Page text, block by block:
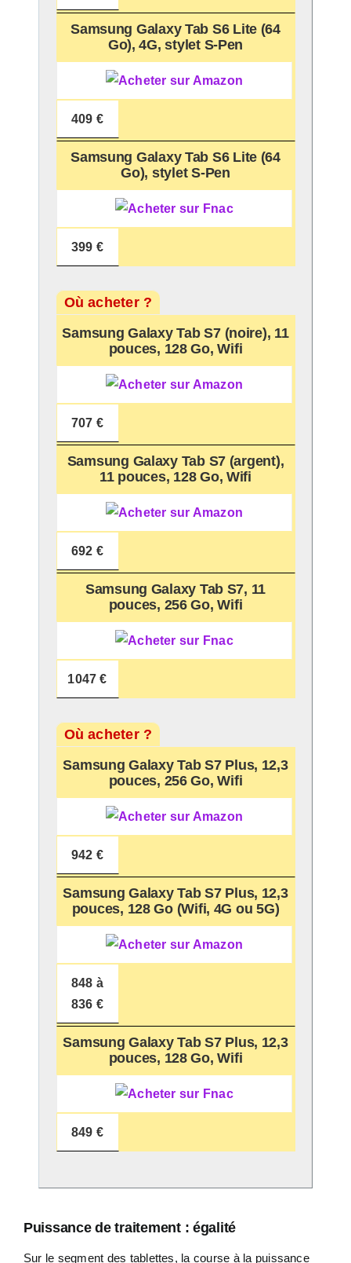
Samsung Galaxy Tab S6 Lite (64
Go), 4G, stylet S-Pen
409 €
Samsung Galaxy Tab S6 Lite (64
Go), stylet S-Pen
399 €
Où acheter ?
Samsung Galaxy Tab S7 (noire), 11
pouces, 128 Go, Wifi
707 €
Samsung Galaxy Tab S7 (argent),
11 pouces, 128 Go, Wifi
692 €
Samsung Galaxy Tab S7, 11
pouces, 256 Go, Wifi
1047 €
Où acheter ?
Samsung Galaxy Tab S7 Plus, 12,3
pouces, 256 Go, Wifi
942 €
Samsung Galaxy Tab S7 Plus, 12,3
pouces, 128 Go (Wifi, 4G ou 5G)
848 à
836 €
Samsung Galaxy Tab S7 Plus, 12,3
pouces, 128 Go, Wifi
849 €
Puissance de traitement : égalité
Sur le segment des tablettes, la course à la puissance